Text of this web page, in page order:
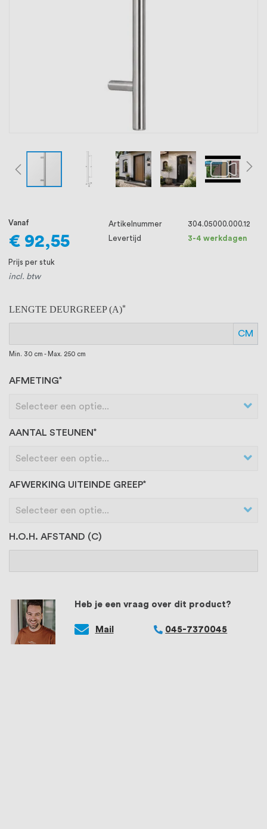
Heb je een vraag over dit product?
Mail 045-7370045
LENGTE DEURGREEP (A)
CM
Min. 30 cm - Max. 250 cm
AFMETING
AANTAL STEUNEN
AFWERKING UITEINDE GREEP
H.O.H. AFSTAND (C)
Vanaf
€ 92,55
Prijs per stuk
incl. btw
Artikelnummer
304.05000.000.12
Levertijd
3-4 werkdagen